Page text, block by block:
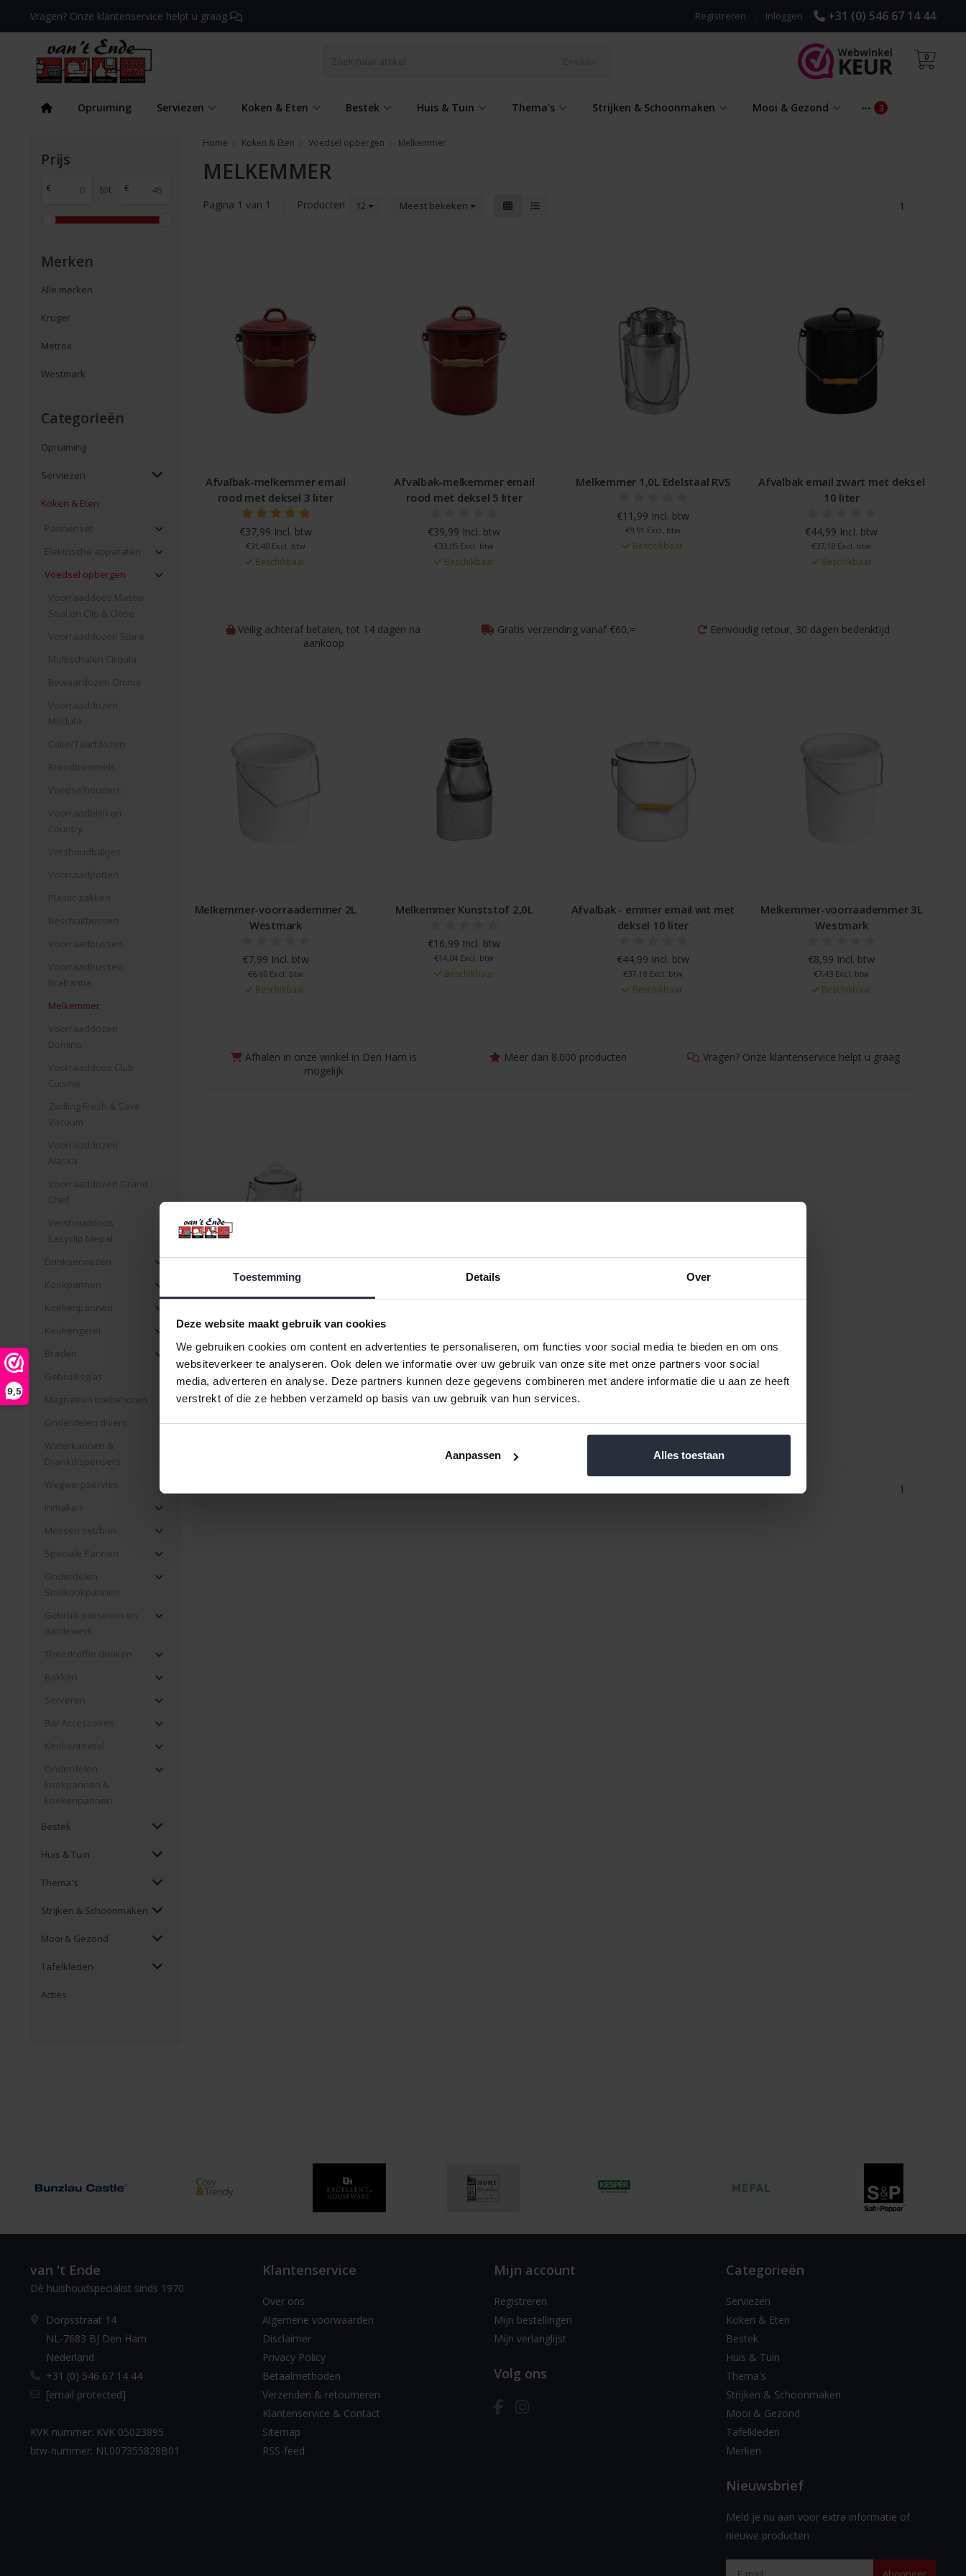
Toestemming Details Over
Deze website maakt gebruik van cookies
We gebruiken cookies om content en advertenties te personaliseren, om functies voor social media te bieden en om ons
websiteverkeer te analyseren. Ook delen we informatie over uw gebruik van onze site met onze partners voor social
media, adverteren en analyse. Deze partners kunnen deze gegevens combineren met andere informatie die u aan ze heeft
verstrekt of die ze hebben verzameld op basis van uw gebruik van hun services.
Aanpassen Alles toestaan
9,5
Vragen? Onze klantenservice helpt u graag +31 (0) 546 67 14 44
Inloggen
Registreren
0
Opruiming Serviezen Koken & Eten Bestek Huis & Tuin Thema's Strijken & Schoonmaken Mooi & Gezond
Prijs
€ tot €
Merken
Alle merken
Kruger
Metrox
Westmark
Categorieën
Opruiming
Serviezen
Koken & Eten
Pannenset
Elektrische apparaten
Voedsel opbergen
Voorraaddoos Master
Seal en Clip & Close
Voorraaddozen Stora
Multischalen Cirqula
Bewaardozen Omnia
Voorraaddozen
Modula
Cake/Taartdozen
Broodtrommels
Voedselhouders
Voorraadblikken
Country
Vershoudbakjes
Voorraadpotten
Plastic zakken
Beschuitbussen
Voorraadbussen
Voorraadbussen
Brabantia
Melkemmer
Voorraaddozen
Domino
Voorraaddoos Club
Cuisine
Zwilling Fresh & Save
Vacuüm
Voorraaddozen
Alaska
Voorraaddozen Grand
Chef
Vershouddoos
Easyclip Mepal
Drinkserviezen
Kookpannen
Koekenpannen
Keukengerei
Braden
Gebruiksglas
Magnetron toebehoren
Onderdelen divers
Waterkannen &
Drankdispensers
Wegwerpservies
Inmaken
Messen set/blok
Speciale Pannen
Onderdelen
Snelkookpannen
Gebruik porselein en
aardewerk
Thee/Koffie drinken
Bakken
Serveren
Bar Accessoires
Keukentextiel
Onderdelen
kookpannen &
koekenpannen
Bestek
Huis & Tuin
Thema's
Strijken & Schoonmaken
Mooi & Gezond
Tafelkleden
Acties
Home Koken & Eten Voedsel opbergen Melkemmer
MELKEMMER
Pagina 1 van 1 Producten 12 Meest bekeken 1
Afvalbak-melkemmer email
rood met deksel 3 liter
€37,99 Incl. btw
€31,40 Excl. btw
Beschikbaar
Afvalbak-melkemmer email
rood met deksel 5 liter
€39,99 Incl. btw
€33,05 Excl. btw
Beschikbaar
Melkemmer 1,0L Edelstaal RVS
€11,99 Incl. btw
€9,91 Excl. btw
Beschikbaar
Afvalbak email zwart met deksel
10 liter
€44,99 Incl. btw
€37,18 Excl. btw
Beschikbaar
Veilig achteraf betalen, tot 14 dagen na
aankoop
Gratis verzending vanaf €60,= Eenvoudig retour, 30 dagen bedenktijd
Melkemmer-voorraademmer 2L
Westmark
€7,99 Incl. btw
€6,60 Excl. btw
Beschikbaar
Melkemmer Kunststof 2,0L
€16,99 Incl. btw
€14,04 Excl. btw
Beschikbaar
Afvalbak - emmer email wit met
deksel 10 liter
€44,99 Incl. btw
€37,18 Excl. btw
Beschikbaar
Melkemmer-voorraademmer 3L
Westmark
€8,99 Incl. btw
€7,43 Excl. btw
Beschikbaar
Afhalen in onze winkel in Den Ham is
mogelijk
Meer dan 8.000 producten Vragen? Onze klantenservice helpt u graag
€31,99 Incl. btw
€26,44 Excl. btw
Beschikbaar
1
van 't Ende
Dè huishoudspecialist sinds 1970
Dorpsstraat 14
NL-7683 BJ Den Ham
Nederland
+31 (0) 546 67 14 44
[email protected]
KVK nummer: KVK 05023895
btw-nummer: NL007355828B01
Klantenservice
Over ons
Algemene voorwaarden
Disclaimer
Privacy Policy
Betaalmethoden
Verzenden & retourneren
Klantenservice & Contact
Sitemap
RSS-feed
Mijn account
Registreren
Mijn bestellingen
Mijn verlanglijst
Volg ons
Categorieën
Serviezen
Koken & Eten
Bestek
Huis & Tuin
Thema's
Strijken & Schoonmaken
Mooi & Gezond
Tafelkleden
Merken
Nieuwsbrief
Meld je nu aan voor extra informatie of
nieuwe producten